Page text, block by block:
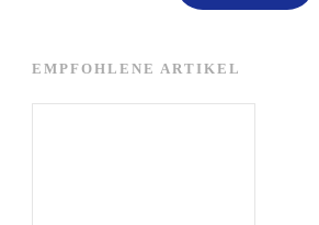
EMPFOHLENE ARTIKEL